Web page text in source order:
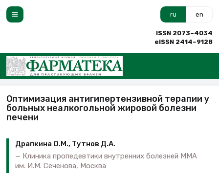
ru en
ISSN 2073–4034
eISSN 2414–9128
Оптимизация антигипертензивной терапии у
больных неалкогольной жировой болезни
печени
Драпкина О.М., Тутнов Д.А.
Клиника пропедевтики внутренних болезней ММА
им. И.М. Сеченова, Москва